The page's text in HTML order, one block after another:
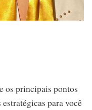
os principais pontos
para você